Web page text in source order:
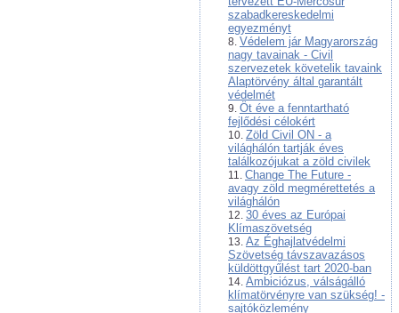
szabadkereskedelmi
egyezményt
Védelem jár Magyarország
nagy tavainak - Civil
szervezetek követelik tavaink
Alaptörvény által garantált
védelmét
Öt éve a fenntartható
fejlődési célokért
Zöld Civil ON - a
világhálón tartják éves
találkozójukat a zöld civilek
Change The Future -
avagy zöld megmérettetés a
világhálón
30 éves az Európai
Klímaszövetség
Az Éghajlatvédelmi
Szövetség távszavazásos
küldöttgyűlést tart 2020-ban
Ambiciózus, válságálló
klímatörvényre van szükség! -
sajtóközlemény